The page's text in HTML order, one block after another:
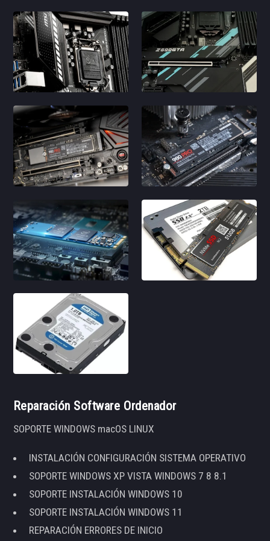
Reparación Software Ordenador
SOPORTE WINDOWS macOS LINUX
INSTALACIÓN CONFIGURACIÓN SISTEMA OPERATIVO
SOPORTE WINDOWS XP VISTA WINDOWS 7 8 8.1
SOPORTE INSTALACIÓN WINDOWS 10
SOPORTE INSTALACIÓN WINDOWS 11
REPARACIÓN ERRORES DE INICIO